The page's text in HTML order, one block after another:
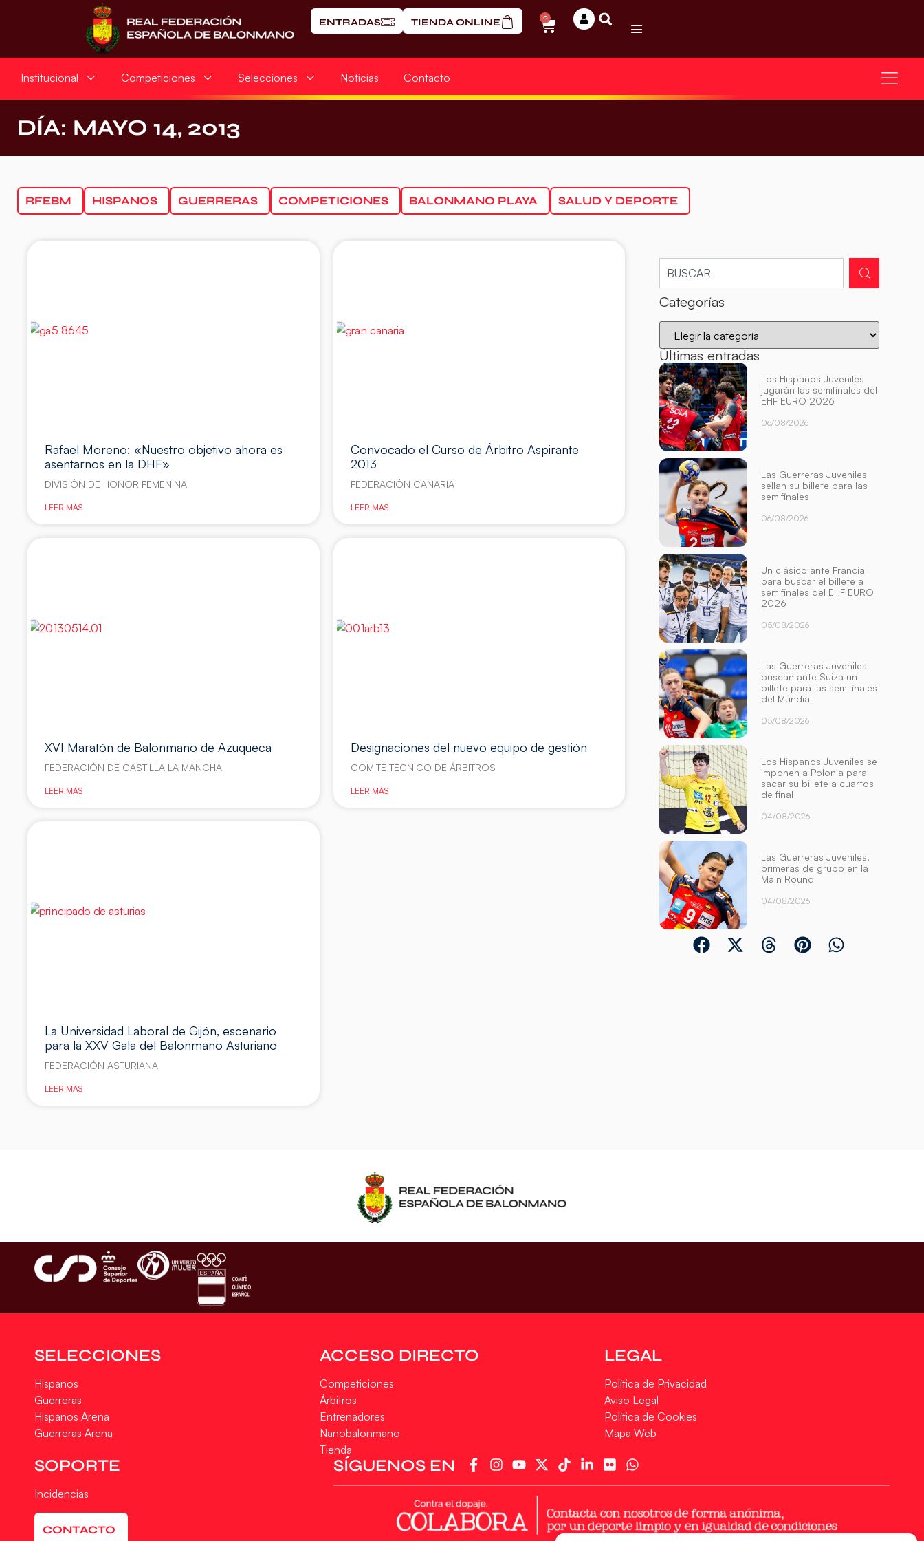
ENTRADAS TIENDA ONLINE 0
Institucional Competiciones Selecciones Noticias Contacto
DÍA: MAYO 14, 2013
RFEBM HISPANOS GUERRERAS COMPETICIONES BALONMANO PLAYA SALUD Y DEPORTE
Rafael Moreno: «Nuestro objetivo ahora es
asentarnos en la DHF»
DIVISIÓN DE HONOR FEMENINA
LEER MÁS
Convocado el Curso de Árbitro Aspirante
2013
FEDERACIÓN CANARIA
LEER MÁS
XVI Maratón de Balonmano de Azuqueca
FEDERACIÓN DE CASTILLA LA MANCHA
LEER MÁS
Designaciones del nuevo equipo de gestión
COMITÉ TÉCNICO DE ÁRBITROS
LEER MÁS
La Universidad Laboral de Gijón, escenario
para la XXV Gala del Balonmano Asturiano
FEDERACIÓN ASTURIANA
LEER MÁS
Categorías
Últimas entradas
Los Hispanos Juveniles
jugarán las semifinales del
EHF EURO 2026
06/08/2026
Las Guerreras Juveniles
sellan su billete para las
semifinales
06/08/2026
Un clásico ante Francia
para buscar el billete a
semifinales del EHF EURO
2026
05/08/2026
Las Guerreras Juveniles
buscan ante Suiza un
billete para las semifinales
del Mundial
05/08/2026
Los Hispanos Juveniles se
imponen a Polonia para
sacar su billete a cuartos
de final
04/08/2026
Las Guerreras Juveniles,
primeras de grupo en la
Main Round
04/08/2026
SELECCIONES
Hispanos
Guerreras
Hispanos Arena
Guerreras Arena
ACCESO DIRECTO
Competiciones
Árbitros
Entrenadores
Nanobalonmano
Tienda
LEGAL
Política de Privacidad
Aviso Legal
Política de Cookies
Mapa Web
SOPORTE
Incidencias
CONTACTO
SÍGUENOS EN